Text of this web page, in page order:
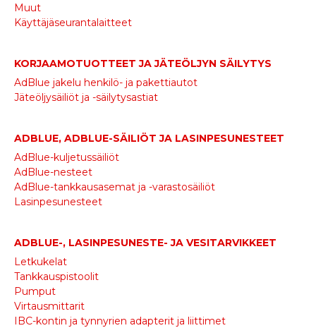
Muut
Käyttäjäseurantalaitteet
KORJAAMOTUOTTEET JA JÄTEÖLJYN SÄILYTYS
AdBlue jakelu henkilö- ja pakettiautot
Jäteöljysäiliöt ja -säilytysastiat
ADBLUE, ADBLUE-SÄILIÖT JA LASINPESUNESTEET
AdBlue-kuljetussäiliöt
AdBlue-nesteet
AdBlue-tankkausasemat ja -varastosäiliöt
Lasinpesunesteet
ADBLUE-, LASINPESUNESTE- JA VESITARVIKKEET
Letkukelat
Tankkauspistoolit
Pumput
Virtausmittarit
IBC-kontin ja tynnyrien adapterit ja liittimet